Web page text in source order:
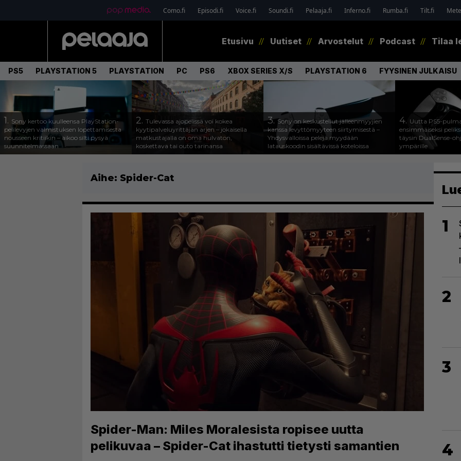
Como.fi Episodi.fi Voice.fi Soundi.fi Pelaaja.fi Inferno.fi Rumba.fi Tilt.fi
Etusivu Uutiset Arvostelut Podcast Tilaa
PS5 PLAYSTATION 5 PLAYSTATION PC PS6 XBOX SERIES X/S PLAYSTATION 6 FYYSINEN JULKAISU
1. Sony kertoo kuulleensa PlayStation-
pelilevyjen valmistuksen lopettamisesta
nousseen kritiikin – aikoo silti pysyä
suunnitelmassaan
2. Tulevassa ajopelissä voi kokea
kyytipalveluyrittäjän arjen – jokaisella
matkustajalla on oma hulvaton,
koskettava tai outo tarinansa
3.Sony on keskustellut jälleenmyyjien
kanssa levyttömyyteen siirtymisestä –
Yhdysvalloissa pelejä myydään
latauskoodin sisältävissä koteloissa
4. Uutta PS5-
ensimmäiseksi
täysin DualSense-
ympärille
Aihe: Spider-Cat
Spider-Man: Miles Moralesista ropisee uutta
pelikuvaa – Spider-Cat ihastutti tietysti samantien
1
2
3
4